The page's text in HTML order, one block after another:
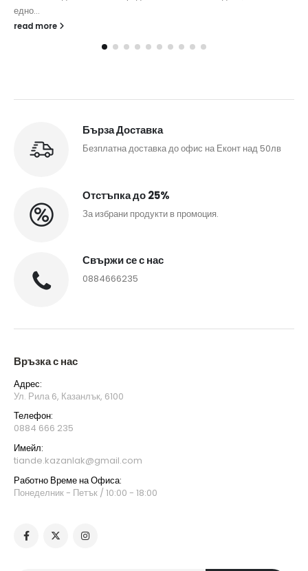
едно...
read more
Бърза Доставка
Безплатна доставка до офис на Еконт над 50лв
Отстъпка до 25%
За избрани продукти в промоция.
Свържи се с нас
0884666235
Връзка с нас
Адрес:
Ул. Рила 6, Казанлък, 6100
Телефон:
0884 666 235
Имейл:
tiande.kazanlak@gmail.com
Работно Време на Офиса:
Понеделник - Петък / 10:00 - 18:00